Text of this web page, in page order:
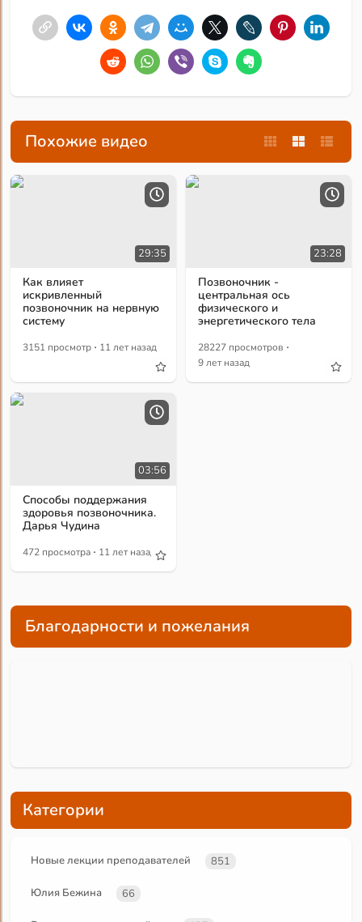
Похожие видео
29:35
Как влияет
искривленный
позвоночник на нервную
систему
3151 просмотр · 11 лет назад
23:28
Позвоночник -
центральная ось
физического и
энергетического тела
28227 просмотров ·
9 лет назад
03:56
Способы поддержания
здоровья позвоночника.
Дарья Чудина
472 просмотра · 11 лет назад
Благодарности и пожелания
Категории
Новые лекции преподавателей 851
Юлия Бежина 66